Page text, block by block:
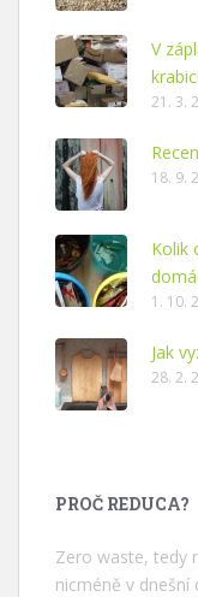
V
21. 3.
18. 9.
Kolik
1. 10.
Jak
28. 2.
PROČ REDUCA?
Zero waste, tedy
nicméně v dnešní